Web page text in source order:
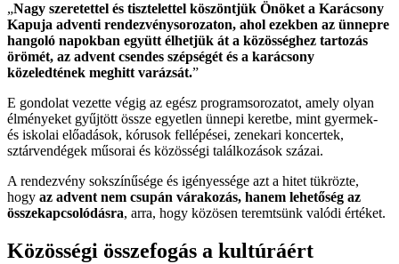
„Nagy szeretettel és tisztelettel köszöntjük Önöket a Karácsony
Kapuja adventi rendezvénysorozaton, ahol ezekben az ünnepre
hangoló napokban együtt élhetjük át a közösséghez tartozás
örömét, az advent csendes szépségét és a karácsony
közeledtének meghitt varázsát.”
E gondolat vezette végig az egész programsorozatot, amely olyan
élményeket gyűjtött össze egyetlen ünnepi keretbe, mint gyermek-
és iskolai előadások, kórusok fellépései, zenekari koncertek,
sztárvendégek műsorai és közösségi találkozások százai.
A rendezvény sokszínűsége és igényessége azt a hitet tükrözte,
hogy az advent nem csupán várakozás, hanem lehetőség az
összekapcsolódásra, arra, hogy közösen teremtsünk valódi értéket.
Közösségi összefogás a kultúráért